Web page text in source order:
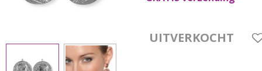
UITVERKOCHT